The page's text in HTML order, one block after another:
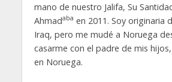
mano de nuestro Jalifa, Su
Ahmadaba en 2011. Soy originaria
Iraq, pero me mudé a Noruega
casarme con el padre de mis
en Noruega.